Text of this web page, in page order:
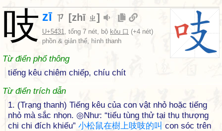
吱 zī ㄗ [zhī ㄓ]
U+5431, tổng 7 nét, bộ kǒu 口 (+4 nét)
phồn & giản thể, hình thanh
Từ điển phổ thông
tiếng kêu chiêm chiếp, chíu chít
Từ điển trích dẫn
1. (Trạng thanh) Tiếng kêu của con vật nhỏ hoặc tiếng
nhỏ mà sắc nhọn. ◎Như: “tiểu tùng thử tại thụ thượng
chi chi đích khiếu” 小松鼠在樹上吱吱的叫 con sóc trên